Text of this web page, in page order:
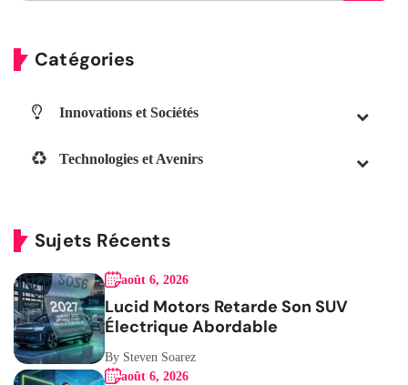
Catégories
Innovations et Sociétés
Technologies et Avenirs
Sujets Récents
août 6, 2026
Lucid Motors Retarde Son SUV
Électrique Abordable
By Steven Soarez
août 6, 2026